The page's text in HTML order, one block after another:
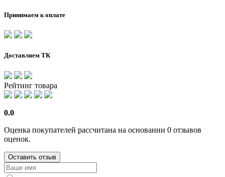
Принимаем к оплате
Доставляем ТК
Рейтинг товара
0.0
Оценка покупателей рассчитана на основании 0 отзывов
оценок.
Оставить отзыв